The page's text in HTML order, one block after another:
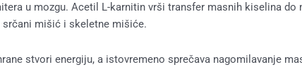
u mozgu. Acetil L-karnitin vrši transfer masnih kiselina
mišić i skeletne mišiće.
stvori energiju, a istovremeno sprečava nagomilavanje